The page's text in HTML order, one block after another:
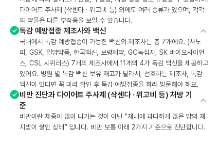
다이어트 주사제 (삭센다 · 위고비 등) 외에도 여러 종류가 있으며, 각각
의 약물은 다른 부작용을 보일 수 있습니다.
독감 예방접종 제조사와 백신
국내에서 독감 예방접종이 가능한 백신의 제조사는 총 7개에요. (사노
피, GSK, 일양약품, 한국백신, 보령제약, GC녹십자, SK 바이오사이언
스, CSL 시퀴러스) 7개의 제조사에서 11개의 4가 독감 백신을 제공하고
있어요. 병원 별 독감 백신 보유 재고가 달라서, 선호하는 제조사, 독감
백신이 있다면 꼭 미리 확인 후 독감 예방접종을 하러 방문해야 해요.
비만 진단과 다이어트 주사제 (삭센다 · 위고비 등) 처방 기
준
비만이란 체중이 많이 나가는 것이 아닌 “체내에 과다하게 많은 양의 체
지방이 쌓인 상태” 입니다. 비만 보통 아래 2가지 기준으로 진단합니다.